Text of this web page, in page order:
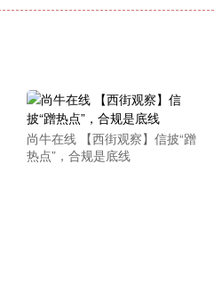
尚牛在线 【西街观察】信披“蹭
热点”，合规是底线